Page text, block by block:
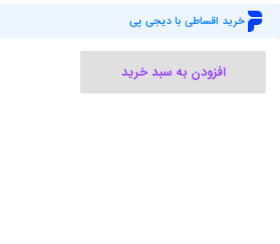
خرید اقساطی با دیجی پی
افزودن به سبد خرید